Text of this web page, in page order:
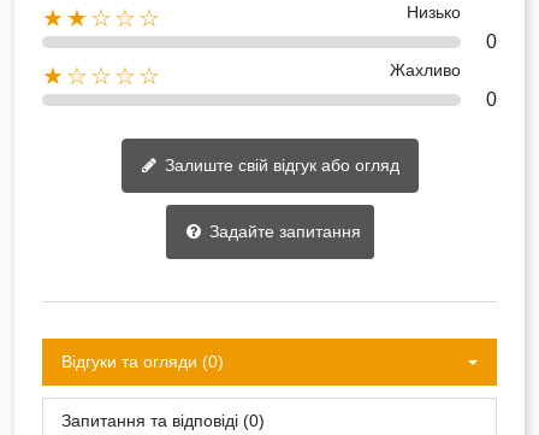
★★☆☆☆ Низько
0
★☆☆☆☆ Жахливо
0
Залиште свій відгук або огляд
Задайте запитання
Відгуки та огляди (0)
Запитання та відповіді (0)